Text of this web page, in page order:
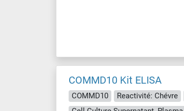
COMMD10 Kit ELISA
COMMD10 Reactivité: Chévre